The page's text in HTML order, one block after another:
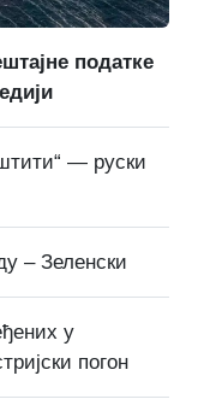
податке
— руски
– Зеленски
у
погон